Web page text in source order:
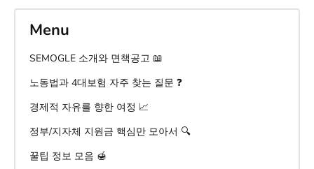
Menu
SEMOGLE 소개와 면책공고 📖
노동법과 4대보험 자주 찾는 질문 ❓
경제적 자유를 향한 여정 📈
정부/지자체 지원금 핵심만 모아서 🔍
꿀팁 정보 모음 🍯